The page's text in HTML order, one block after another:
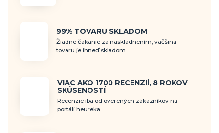
99% TOVARU SKLADOM
Žiadne čakanie za naskladnením, väčšina
tovaru je ihneď skladom
VIAC AKO 1700 RECENZIÍ, 8 ROKOV
SKÚSENOSTÍ
Recenzie iba od overených zákazníkov na
portáli heureka